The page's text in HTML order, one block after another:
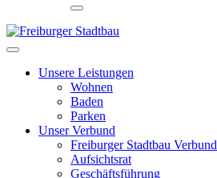
Unsere Leistungen
Wohnen
Baden
Parken
Unser Verbund
Freiburger Stadtbau Verbund
Aufsichtsrat
Geschäftsführung